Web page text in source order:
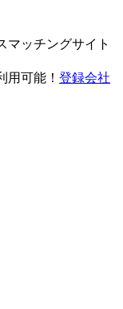
マッチングサイト
用可能！ 登録会社